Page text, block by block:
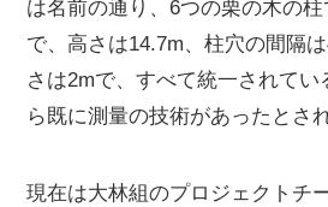
は名前の通り、6つの栗の木の
で、高さは14.7m、柱穴の間隔
さは2mで、すべて統一されて
ら既に測量の技術があったとさ
現在は大林組のプロジェクトチ